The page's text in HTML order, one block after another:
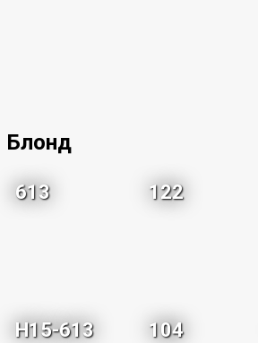
Блонд
613 122
H15-613 104